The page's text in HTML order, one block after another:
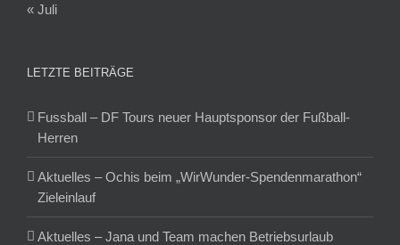
« Juli
LETZTE BEITRÄGE
Fussball – DF Tours neuer Hauptsponsor der Fußball-
Herren
Aktuelles – Ochis beim „WirWunder-Spendenmarathon“
Zieleinlauf
Aktuelles – Jana und Team machen Betriebsurlaub